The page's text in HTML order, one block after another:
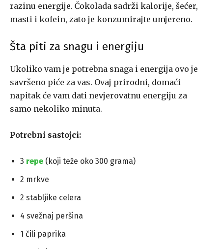
razinu energije. Čokolada sadrži kalorije, šećer,
masti i kofein, zato je konzumirajte umjereno.
Šta piti za snagu i energiju
Ukoliko vam je potrebna snaga i energija ovo je
savršeno piće za vas. Ovaj prirodni, domaći
napitak će vam dati nevjerovatnu energiju za
samo nekoliko minuta.
Potrebni sastojci:
3 repe (koji teže oko 300 grama)
2 mrkve
2 stabljike celera
4 svežnaj peršina
1 čili paprika